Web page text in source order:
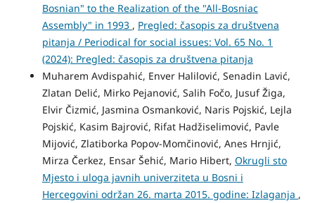
Bosnian" to the Realization of the "All-Bosniac
Assembly" in 1993 , Pregled: časopis za društvena
pitanja / Periodical for social issues: Vol. 65 No. 1
(2024): Pregled: časopis za društvena pitanja
Muharem Avdispahić, Enver Halilović, Senadin Lavić,
Zlatan Delić, Mirko Pejanović, Salih Fočo, Jusuf Žiga,
Elvir Čizmić, Jasmina Osmanković, Naris Pojskić, Lejla
Pojskić, Kasim Bajrović, Rifat Hadžiselimović, Pavle
Mijović, Zlatiborka Popov-Momčinović, Anes Hrnjić,
Mirza Čerkez, Ensar Šehić, Mario Hibert, Okrugli sto
Mjesto i uloga javnih univerziteta u Bosni i
Hercegovini održan 26. marta 2015. godine: Izlaganja ,